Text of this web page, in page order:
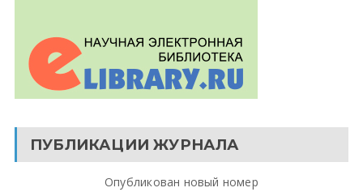
ПУБЛИКАЦИИ ЖУРНАЛА
Опубликован новый номер